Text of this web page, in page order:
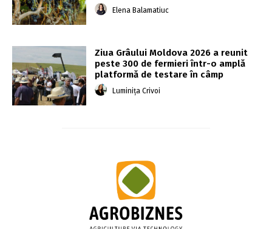
Elena Balamatiuc
Ziua Grâului Moldova 2026 a reunit
peste 300 de fermieri într-o amplă
platformă de testare în câmp
Luminița Crivoi